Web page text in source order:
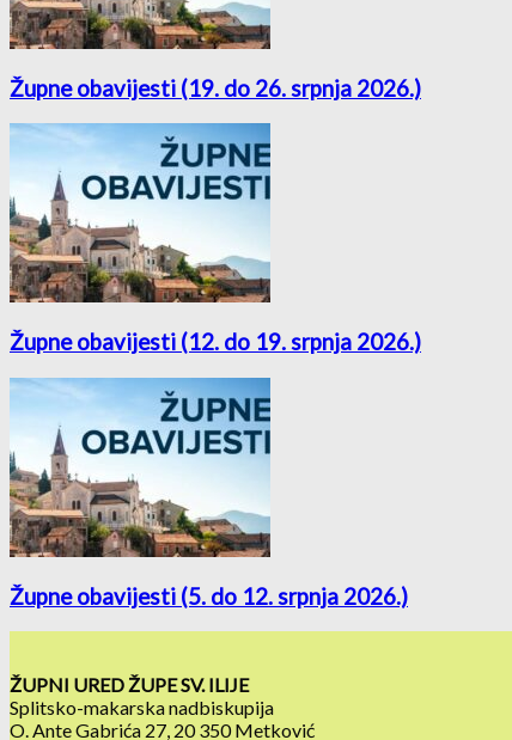
Župne obavijesti (19. do 26. srpnja 2026.)
Župne obavijesti (12. do 19. srpnja 2026.)
Župne obavijesti (5. do 12. srpnja 2026.)
ŽUPNI URED ŽUPE SV. ILIJE
Splitsko-makarska nadbiskupija
O. Ante Gabrića 27, 20 350 Metković